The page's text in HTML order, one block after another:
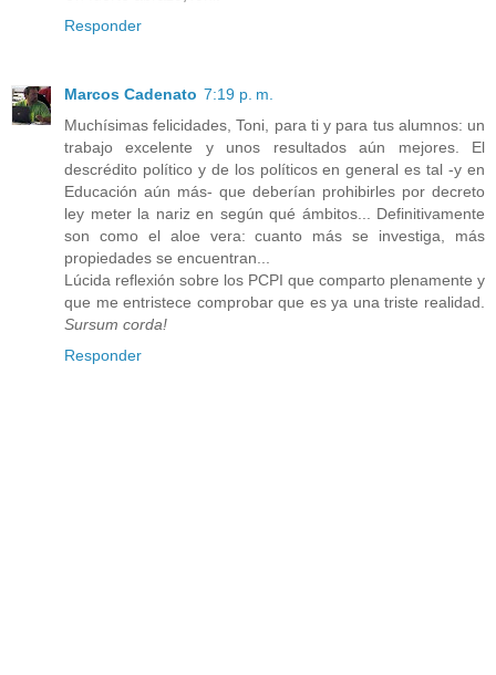
Responder
Marcos Cadenato 7:19 p. m.
Muchísimas felicidades, Toni, para ti y para tus alumnos: un
trabajo excelente y unos resultados aún mejores. El
descrédito político y de los políticos en general es tal -y en
Educación aún más- que deberían prohibirles por decreto
ley meter la nariz en según qué ámbitos... Definitivamente
son como el aloe vera: cuanto más se investiga, más
propiedades se encuentran...
Lúcida reflexión sobre los PCPI que comparto plenamente y
que me entristece comprobar que es ya una triste realidad.
Sursum corda!
Responder